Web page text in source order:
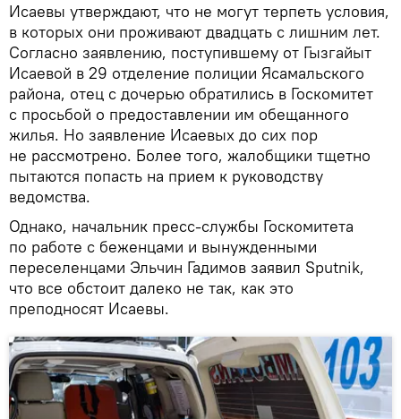
Исаевы утверждают, что не могут терпеть условия,
в которых они проживают двадцать с лишним лет.
Согласно заявлению, поступившему от Гызгайыт
Исаевой в 29 отделение полиции Ясамальского
района, отец с дочерью обратились в Госкомитет
с просьбой о предоставлении им обещанного
жилья. Но заявление Исаевых до сих пор
не рассмотрено. Более того, жалобщики тщетно
пытаются попасть на прием к руководству
ведомства.
Однако, начальник пресс-службы Госкомитета
по работе с беженцами и вынужденными
переселенцами Эльчин Гадимов заявил Sputnik,
что все обстоит далеко не так, как это
преподносят Исаевы.